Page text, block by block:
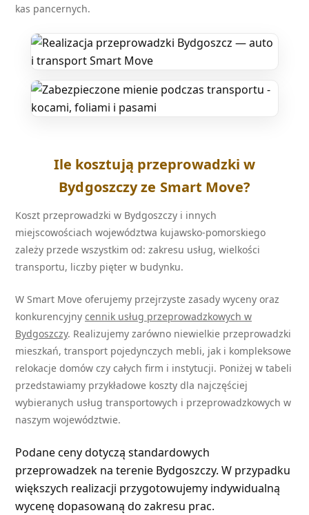
kas pancernych.
Ile kosztują przeprowadzki w
Bydgoszczy ze Smart Move?
Koszt przeprowadzki w Bydgoszczy i innych
miejscowościach województwa kujawsko-pomorskiego
zależy przede wszystkim od: zakresu usług, wielkości
transportu, liczby pięter w budynku.
W Smart Move oferujemy przejrzyste zasady wyceny oraz
konkurencyjny cennik usług przeprowadzkowych w
Bydgoszczy. Realizujemy zarówno niewielkie przeprowadzki
mieszkań, transport pojedynczych mebli, jak i kompleksowe
relokacje domów czy całych firm i instytucji. Poniżej w tabeli
przedstawiamy przykładowe koszty dla najczęściej
wybieranych usług transportowych i przeprowadzkowych w
naszym województwie.
Podane ceny dotyczą standardowych
przeprowadzek na terenie Bydgoszczy. W przypadku
większych realizacji przygotowujemy indywidualną
wycenę dopasowaną do zakresu prac.